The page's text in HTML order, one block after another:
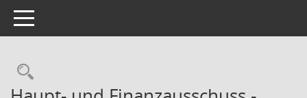
Toggle navigation
Rechercheauswahl